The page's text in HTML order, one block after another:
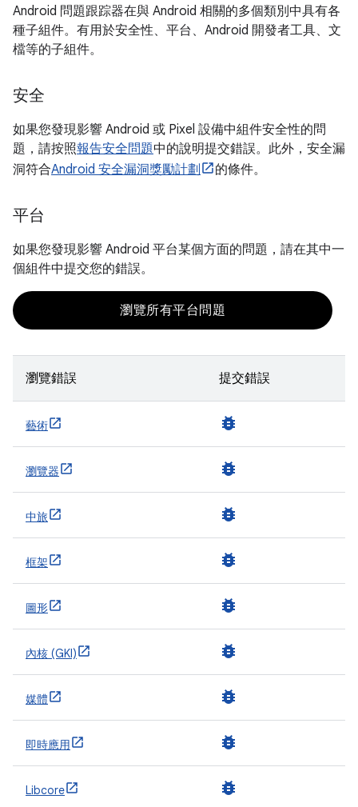
Android 問題跟踪器在與 Android 相關的多個類別中具有各
種子組件。有用於安全性、平台、Android 開發者工具、文
檔等的子組件。
安全
如果您發現影響 Android 或 Pixel 設備中組件安全性的問
題，請按照報告安全問題中的說明提交錯誤。此外，安全漏
洞符合Android 安全漏洞獎勵計劃 的條件。
平台
如果您發現影響 Android 平台某個方面的問題，請在其中一
個組件中提交您的錯誤。
瀏覽所有平台問題
瀏覽錯誤 提交錯誤
藝術 bug_report
瀏覽器 bug_report
中旅 bug_report
框架 bug_report
圖形 bug_report
內核 (GKI) bug_report
媒體 bug_report
即時應用 bug_report
Libcore bug_report